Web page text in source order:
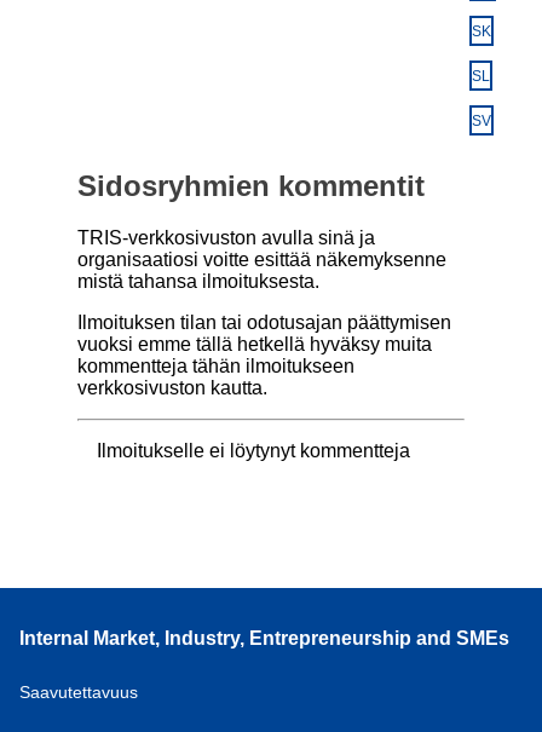
SK
SL
SV
Sidosryhmien kommentit
TRIS-verkkosivuston avulla sinä ja
organisaatiosi voitte esittää näkemyksenne
mistä tahansa ilmoituksesta.
Ilmoituksen tilan tai odotusajan päättymisen
vuoksi emme tällä hetkellä hyväksy muita
kommentteja tähän ilmoitukseen
verkkosivuston kautta.
Ilmoitukselle ei löytynyt kommentteja
Internal Market, Industry, Entrepreneurship and SMEs
Saavutettavuus